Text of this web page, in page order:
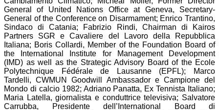
General of United Nations Office at Geneva, Secretary-
General of the Conference on Disarmament; Enrico Trantino,
Sindaco di Catania; Fabrizio Rindi, Chairman di Kairos
Partners SGR e Cavaliere del Lavoro della Repubblica
Italiana; Boris Collardi, Member of the Foundation Board of
the International Institute for Management Development
(IMD) as well as the Strategic Advisory Board of the Ecole
Polytechnique Fédérale de Lausanne (EPFL); Marco
Tardelli, CWMUN Goodwill Ambassador e Campione del
Mondo di calcio 1982; Adriano Panatta, Ex Tennista Italiano;
Maria Latella, giornalista e conduttrice televisiva; Salvatore
Carrubba, Presidente dell’International Board di